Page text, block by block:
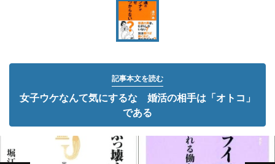
記事本文を読む
女子ウケなんて気にするな 婚活の相手は「オトコ」
である